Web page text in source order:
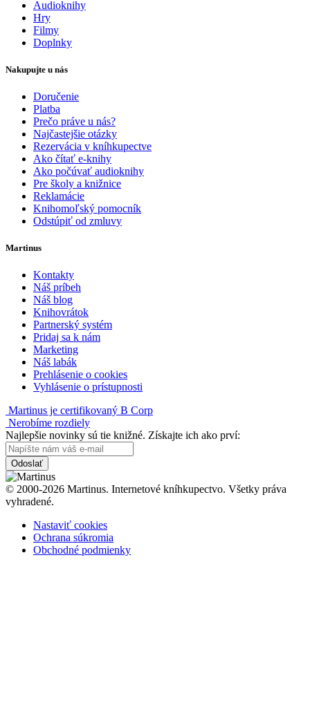
Audioknihy
Hry
Filmy
Doplnky
Nakupujte u nás
Doručenie
Platba
Prečo práve u nás?
Najčastejšie otázky
Rezervácia v kníhkupectve
Ako čítať e-knihy
Ako počúvať audioknihy
Pre školy a knižnice
Reklamácie
Knihomoľský pomocník
Odstúpiť od zmluvy
Martinus
Kontakty
Náš príbeh
Náš blog
Knihovrátok
Partnerský systém
Pridaj sa k nám
Marketing
Náš labák
Prehlásenie o cookies
Vyhlásenie o prístupnosti
Martinus je certifikovaný B Corp
Nerobíme rozdiely
Najlepšie novinky sú tie knižné. Získajte ich ako prví:
Odoslať
© 2000-2026 Martinus. Internetové kníhkupectvo. Všetky práva
vyhradené.
Nastaviť cookies
Ochrana súkromia
Obchodné podmienky